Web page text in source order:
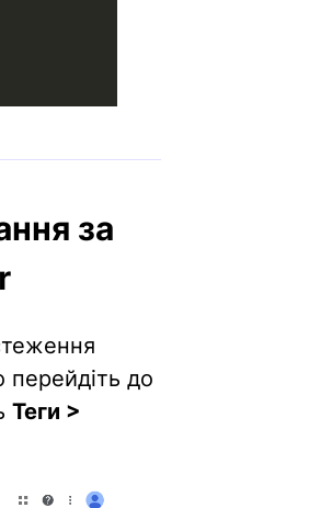
за
перейдіть до
Теги >